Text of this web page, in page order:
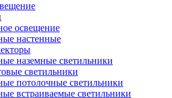
освещение
настенные
наземные светильники
светильники
потолочные светильники
встраиваемые светильники